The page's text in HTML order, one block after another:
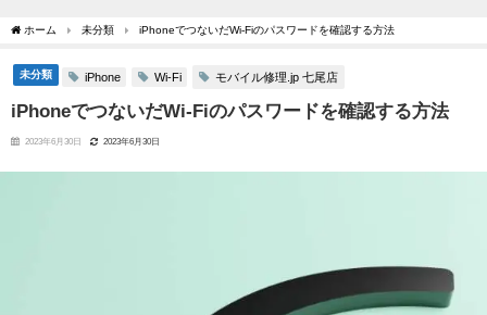
ホーム 未分類 iPhoneでつないだWi-Fiのパスワードを確認する方法
未分類 iPhone Wi-Fi モバイル修理.jp 七尾店
iPhoneでつないだWi-Fiのパスワードを確認する方法
2023年6月30日 2023年6月30日